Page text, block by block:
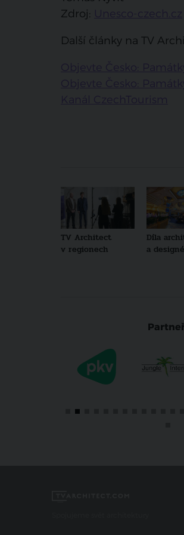
Zdroj:
Další články na TV
TV Architect
v regionech
Díla
a